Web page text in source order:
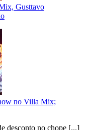
Gusttavo
no Villa Mix;
desconto no chope [...]